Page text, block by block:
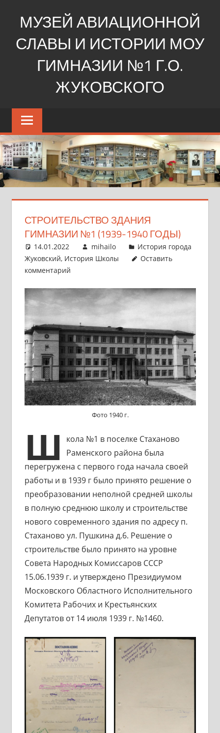
МУЗЕЙ АВИАЦИОННОЙ
СЛАВЫ И ИСТОРИИ МОУ
ГИМНАЗИИ №1 Г.О.
ЖУКОВСКОГО
Ещё
один
на
WordPress
СТРОИТЕЛЬСТВО ЗДАНИЯ
ГИМНАЗИИ №1 (1939-1940 ГОДЫ)
14.01.2022 mihailo
История города
Жуковский, История Школы
Оставить
комментарий
Фото 1940 г.
Ш
кола №1 в поселке Стаханово
Раменского района была
перегружена с первого года начала своей
работы и в 1939 г было принято решение о
преобразовании неполной средней школы
в полную среднюю школу и строительстве
нового современного здания по адресу п.
Стаханово ул. Пушкина д.6. Решение о
строительстве было принято на уровне
Совета Народных Комиссаров СССР
15.06.1939 г. и утверждено Президиумом
Московского Областного Исполнительного
Комитета Рабочих и Крестьянских
Депутатов от 14 июля 1939 г. №1460.